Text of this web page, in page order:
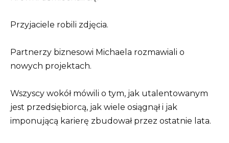
Przyjaciele robili zdjęcia.
Partnerzy biznesowi Michaela rozmawiali o
nowych projektach.
Wszyscy wokół mówili o tym, jak utalentowanym
jest przedsiębiorcą, jak wiele osiągnął i jak
imponującą karierę zbudował przez ostatnie lata.